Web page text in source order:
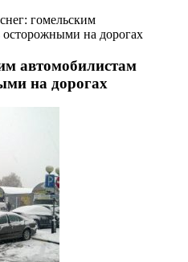
гомельским
осторожными на дорогах
автомобилистам
на дорогах